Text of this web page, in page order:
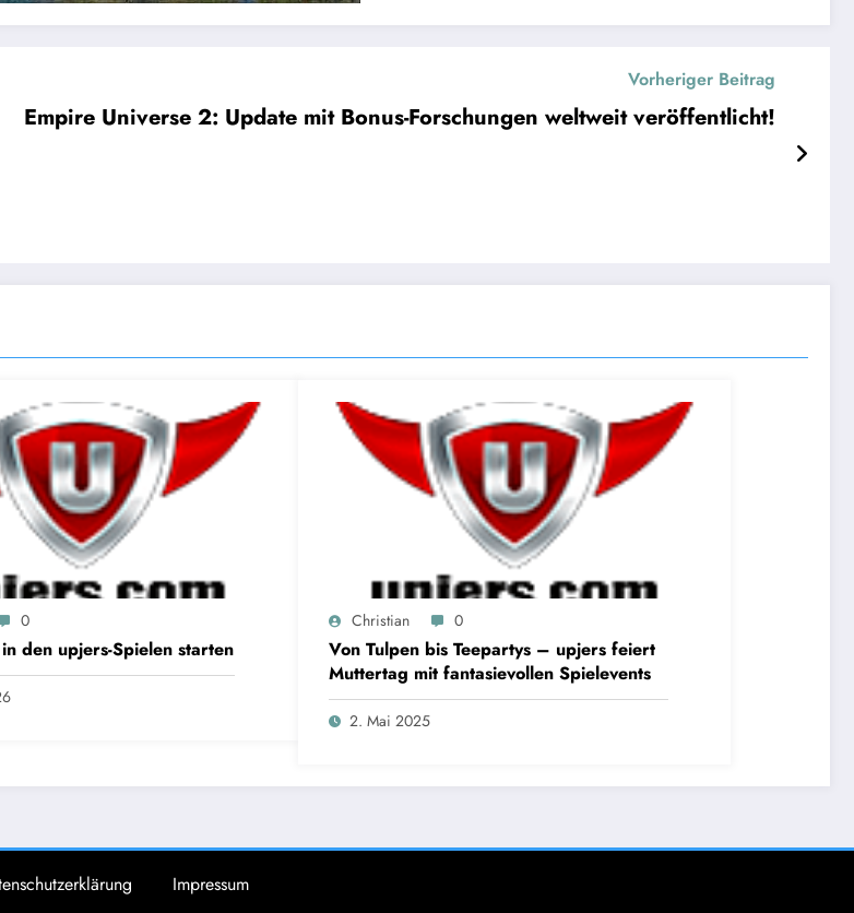
Vorheriger Beitrag
Empire Universe 2: Update mit Bonus-Forschungen weltweit veröffentlicht!
0
den upjers-Spielen starten
Christian 0
Von Tulpen bis Teepartys – upjers feiert
Muttertag mit fantasievollen Spielevents
2. Mai 2025
Impressum